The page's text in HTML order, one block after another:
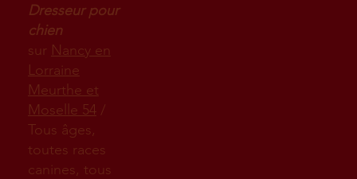
Dresseur pour
chien
sur Nancy en
Lorraine
Meurthe et
Moselle 54/
Tous âges,
toutes races
canines, tous